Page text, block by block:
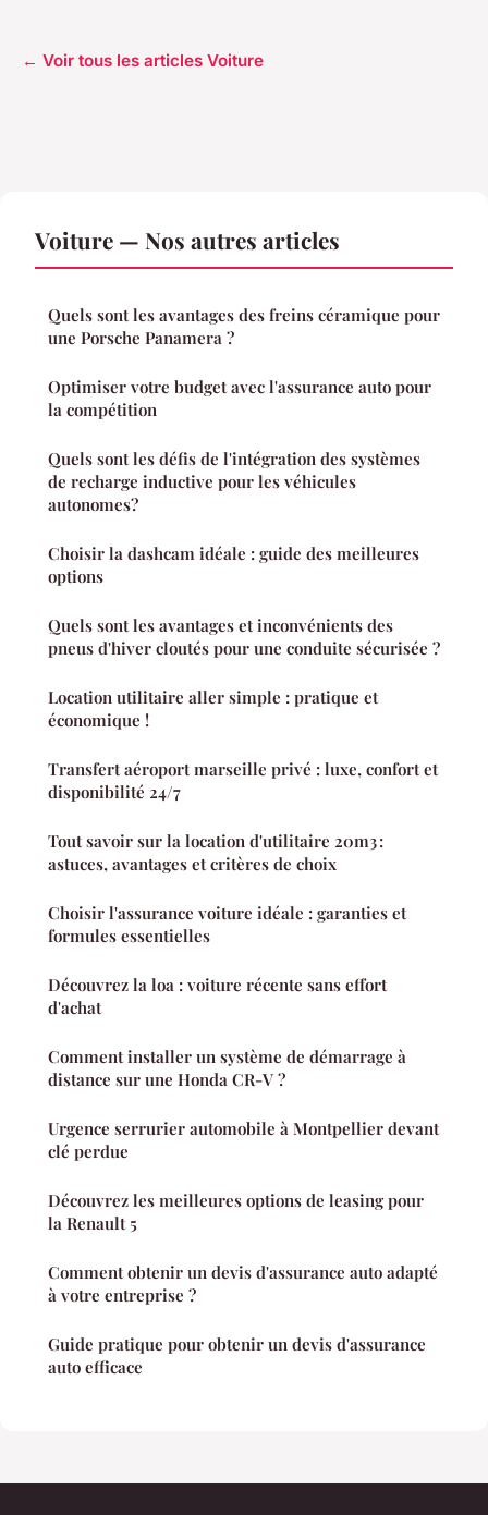
← Voir tous les articles Voiture
Voiture — Nos autres articles
Quels sont les avantages des freins céramique pour
une Porsche Panamera ?
Optimiser votre budget avec l'assurance auto pour
la compétition
Quels sont les défis de l'intégration des systèmes
de recharge inductive pour les véhicules
autonomes?
Choisir la dashcam idéale : guide des meilleures
options
Quels sont les avantages et inconvénients des
pneus d'hiver cloutés pour une conduite sécurisée ?
Location utilitaire aller simple : pratique et
économique !
Transfert aéroport marseille privé : luxe, confort et
disponibilité 24/7
Tout savoir sur la location d'utilitaire 20m3 :
astuces, avantages et critères de choix
Choisir l'assurance voiture idéale : garanties et
formules essentielles
Découvrez la loa : voiture récente sans effort
d'achat
Comment installer un système de démarrage à
distance sur une Honda CR-V ?
Urgence serrurier automobile à Montpellier devant
clé perdue
Découvrez les meilleures options de leasing pour
la Renault 5
Comment obtenir un devis d'assurance auto adapté
à votre entreprise ?
Guide pratique pour obtenir un devis d'assurance
auto efficace